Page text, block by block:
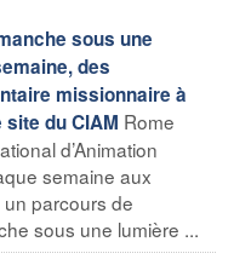
sous une
des
missionnaire à
du CIAM Rome
d’Animation
semaine aux
parcours de
sous une lumière ...